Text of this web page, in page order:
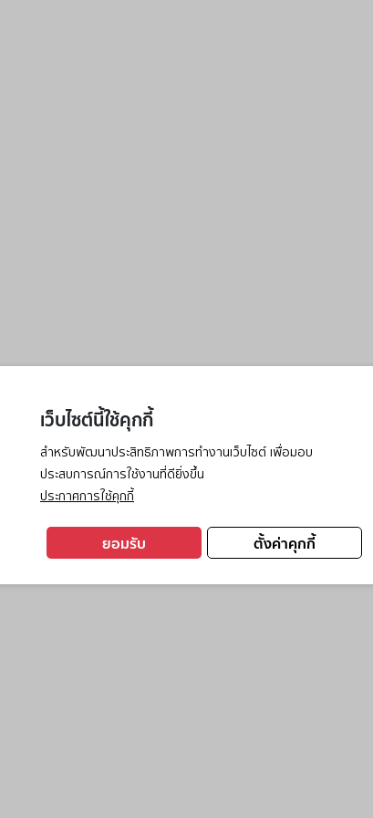
เว็บไซต์นี้ใช้คุกกี้
สำหรับพัฒนาประสิทธิภาพการทำงานเว็บไซต์ เพื่อมอบ
ประสบการณ์การใช้งานที่ดียิ่งขึ้น
ประกาศการใช้คุกกี้
ตั้งค่าคุกกี้
ยอมรับ
has occurred while loading